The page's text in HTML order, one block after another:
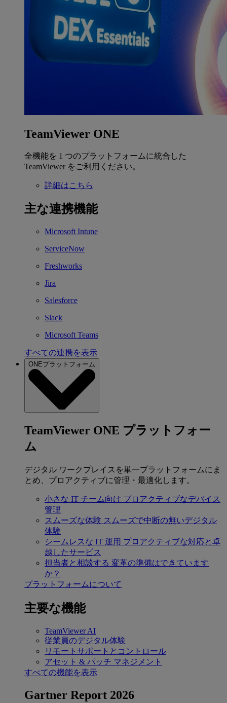
TeamViewer ONE
全機能を 1 つのプラットフォームに統合した
TeamViewer をご利用ください。
詳細はこちら
主な連携機能
Microsoft Intune
ServiceNow
Freshworks
Jira
Salesforce
Slack
Microsoft Teams
すべての連携を表示
ONEプラットフォーム
TeamViewer ONE プラットフォー
ム
デジタル ワークプレイスを単一プラットフォームにま
とめ、プロアクティブに管理・最適化します。
小さな IT チーム向け プロアクティブなデバイス
管理
スムーズな体験 スムーズで中断の無いデジタル
体験
シームレスな IT 運用 プロアクティブな対応と卓
越したサービス
担当者と相談する 変革の準備はできています
か？
プラットフォームについて
主要な機能
TeamViewer AI
従業員のデジタル体験
リモートサポートとコントロール
アセット & パッチ マネジメント
すべての機能を表示
Gartner Report 2026